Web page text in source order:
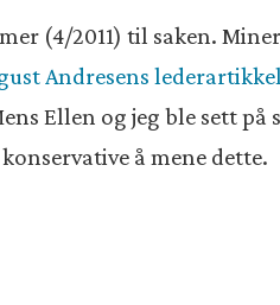
(4/2011) til saken.
Andresens lederartikkel
Ellen og jeg ble sett på
å mene dette.